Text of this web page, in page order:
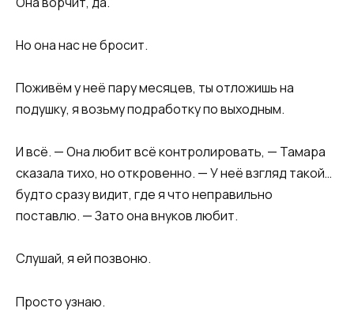
Но она нас не бросит.
Поживём у неё пару месяцев, ты отложишь на
подушку, я возьму подработку по выходным.
И всё. — Она любит всё контролировать, — Тамара
сказала тихо, но откровенно. — У неё взгляд такой…
будто сразу видит, где я что неправильно
поставлю. — Зато она внуков любит.
Слушай, я ей позвоню.
Просто узнаю.